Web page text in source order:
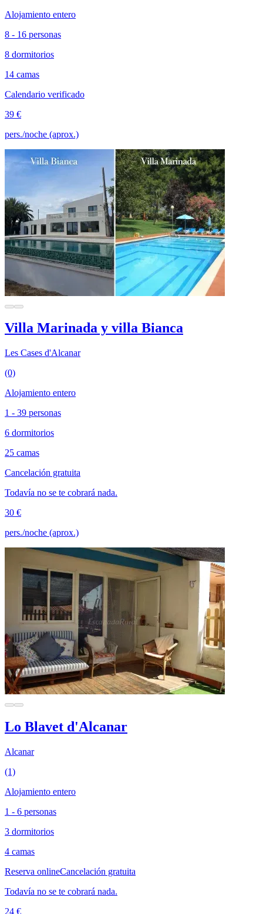
Alojamiento entero
8 - 16 personas
8 dormitorios
14 camas
Calendario verificado
39 €
pers./noche (aprox.)
Villa Marinada y villa Bianca
Les Cases d'Alcanar
(0)
Alojamiento entero
1 - 39 personas
6 dormitorios
25 camas
Cancelación gratuita
Todavía no se te cobrará nada.
30 €
pers./noche (aprox.)
Lo Blavet d'Alcanar
Alcanar
(1)
Alojamiento entero
1 - 6 personas
3 dormitorios
4 camas
Reserva onlineCancelación gratuita
Todavía no se te cobrará nada.
24 €